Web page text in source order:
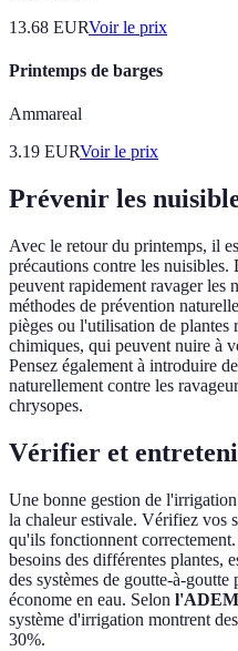
13.68 EURVoir le prix
Printemps de barges
Ammareal
3.19 EURVoir le prix
Prévenir les
Avec le retour du printemps, il
précautions contre les nuisibles.
peuvent rapidement ravager les
méthodes de prévention
pièges ou l'utilisation de plantes
chimiques, qui peuvent nuire à
Pensez également à introduire
naturellement contre les
chrysopes.
Vérifier et
Une bonne gestion de
la chaleur estivale. Vérifiez vos
qu'ils fonctionnent
besoins des différentes plantes,
des systèmes de goutte-à-
économe en eau. Selon
système d'irrigation montrent
30%.